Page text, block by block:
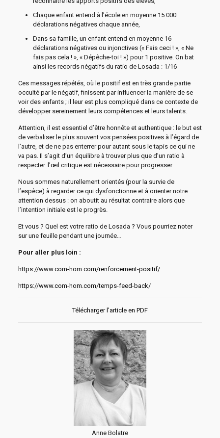
Chaque enfant entend à l’école en moyenne 15 000
déclarations négatives chaque année,
Dans sa famille, un enfant entend en moyenne 16
déclarations négatives ou injonctives (« Fais ceci ! », « Ne
fais pas cela ! », « Dépêche-toi ! ») pour 1 positive. On bat
ainsi les records négatifs du ratio de Losada : 1/16
Ces messages répétés, où le positif est en très grande partie
occulté par le négatif, finissent par influencer la manière de se
voir des enfants ; il leur est plus compliqué dans ce contexte de
développer sereinement leurs compétences et leurs talents.
Attention, il est essentiel d’être honnête et authentique : le but est
de verbaliser le plus souvent vos pensées positives à l’égard de
l’autre, et de ne pas enterrer pour autant sous le tapis ce qui ne
va pas. Il s’agit d’un équilibre à trouver plus que d’un ratio à
respecter. l’œil critique est nécessaire pour progresser.
Nous sommes naturellement orientés (pour la survie de
l’espèce) à regarder ce qui dysfonctionne et à orienter notre
attention dessus : on aboutit au résultat contraire alors que
l’intention initiale est le progrès.
Et vous ? Quel est votre ratio de Losada ? Vous pourriez noter
sur une feuille pendant une journée…
Pour aller plus loin :
https://www.com-hom.com/renforcement-positif/
https://www.com-hom.com/temps-feed-back/
Télécharger l’article en PDF
Anne Bolatre